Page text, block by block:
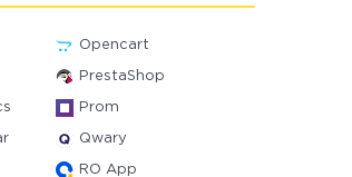
Opencart
PrestaShop
Prom
Qwary
RO App